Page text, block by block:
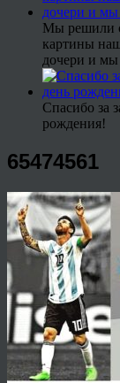
Мы решили
картины
дочери и
Спасибо за
рождения!
65474561